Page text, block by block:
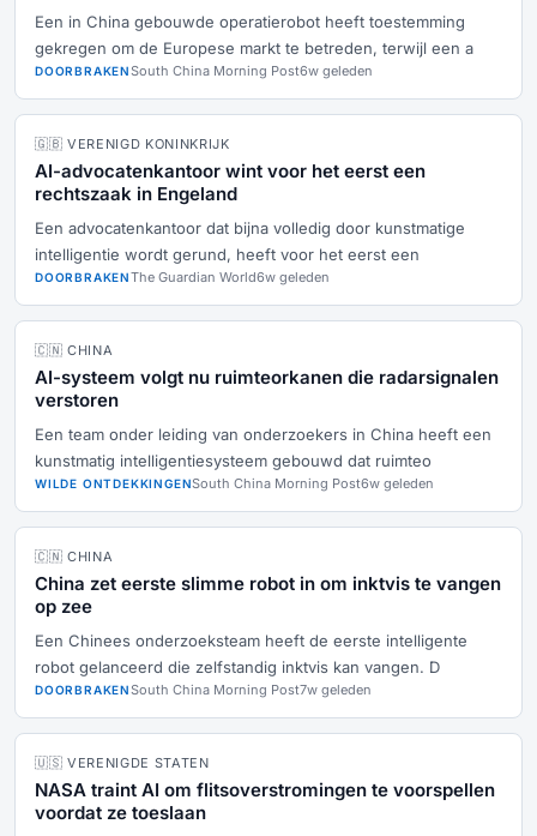
Een in China gebouwde operatierobot heeft toestemming
gekregen om de Europese markt te betreden, terwijl een a
DOORBRAKENSouth China Morning Post6w geleden
🇬🇧 VERENIGD KONINKRIJK
AI-advocatenkantoor wint voor het eerst een
rechtszaak in Engeland
Een advocatenkantoor dat bijna volledig door kunstmatige
intelligentie wordt gerund, heeft voor het eerst een
DOORBRAKENThe Guardian World6w geleden
🇨🇳 CHINA
AI-systeem volgt nu ruimteorkanen die radarsignalen
verstoren
Een team onder leiding van onderzoekers in China heeft een
kunstmatig intelligentiesysteem gebouwd dat ruimteo
WILDE ONTDEKKINGENSouth China Morning Post6w geleden
🇨🇳 CHINA
China zet eerste slimme robot in om inktvis te vangen
op zee
Een Chinees onderzoeksteam heeft de eerste intelligente
robot gelanceerd die zelfstandig inktvis kan vangen. D
DOORBRAKENSouth China Morning Post7w geleden
🇺🇸 VERENIGDE STATEN
NASA traint AI om flitsoverstromingen te voorspellen
voordat ze toeslaan